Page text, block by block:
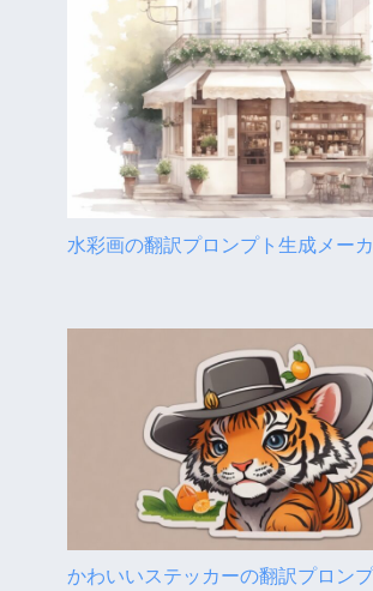
水彩画の翻訳プロンプト生成メー
かわいいステッカーの翻訳プロン